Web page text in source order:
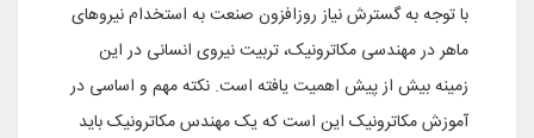
با توجه به گسترش نیاز روزافزون صنعت به استخدام نیروهاى
ماهر در مهندسى مکاترونیک، تربیت نیروى انسانى در این
زمینه بیش از پیش اهمیت یافته است. نکته مهم و اساسى در
آموزش مکاترونیک این است که یک مهندس مکاترونیک باید